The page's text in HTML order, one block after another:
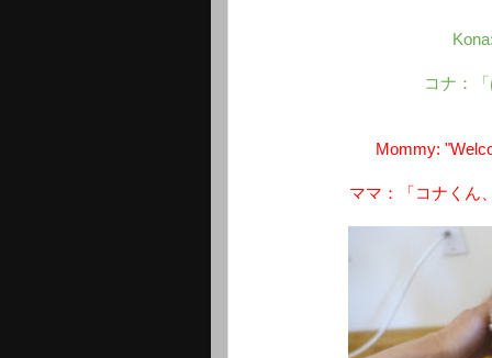
コナ：
Mommy:
ママ：「コナくん